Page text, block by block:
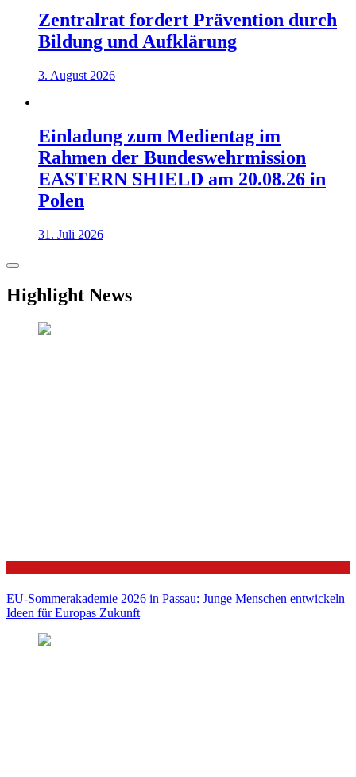
Zentralrat fordert Prävention durch
Bildung und Aufklärung
3. August 2026
Einladung zum Medientag im
Rahmen der Bundeswehrmission
EASTERN SHIELD am 20.08.26 in
Polen
31. Juli 2026
Highlight News
EU-Sommerakademie 2026 in Passau: Junge Menschen entwickeln
Ideen für Europas Zukunft